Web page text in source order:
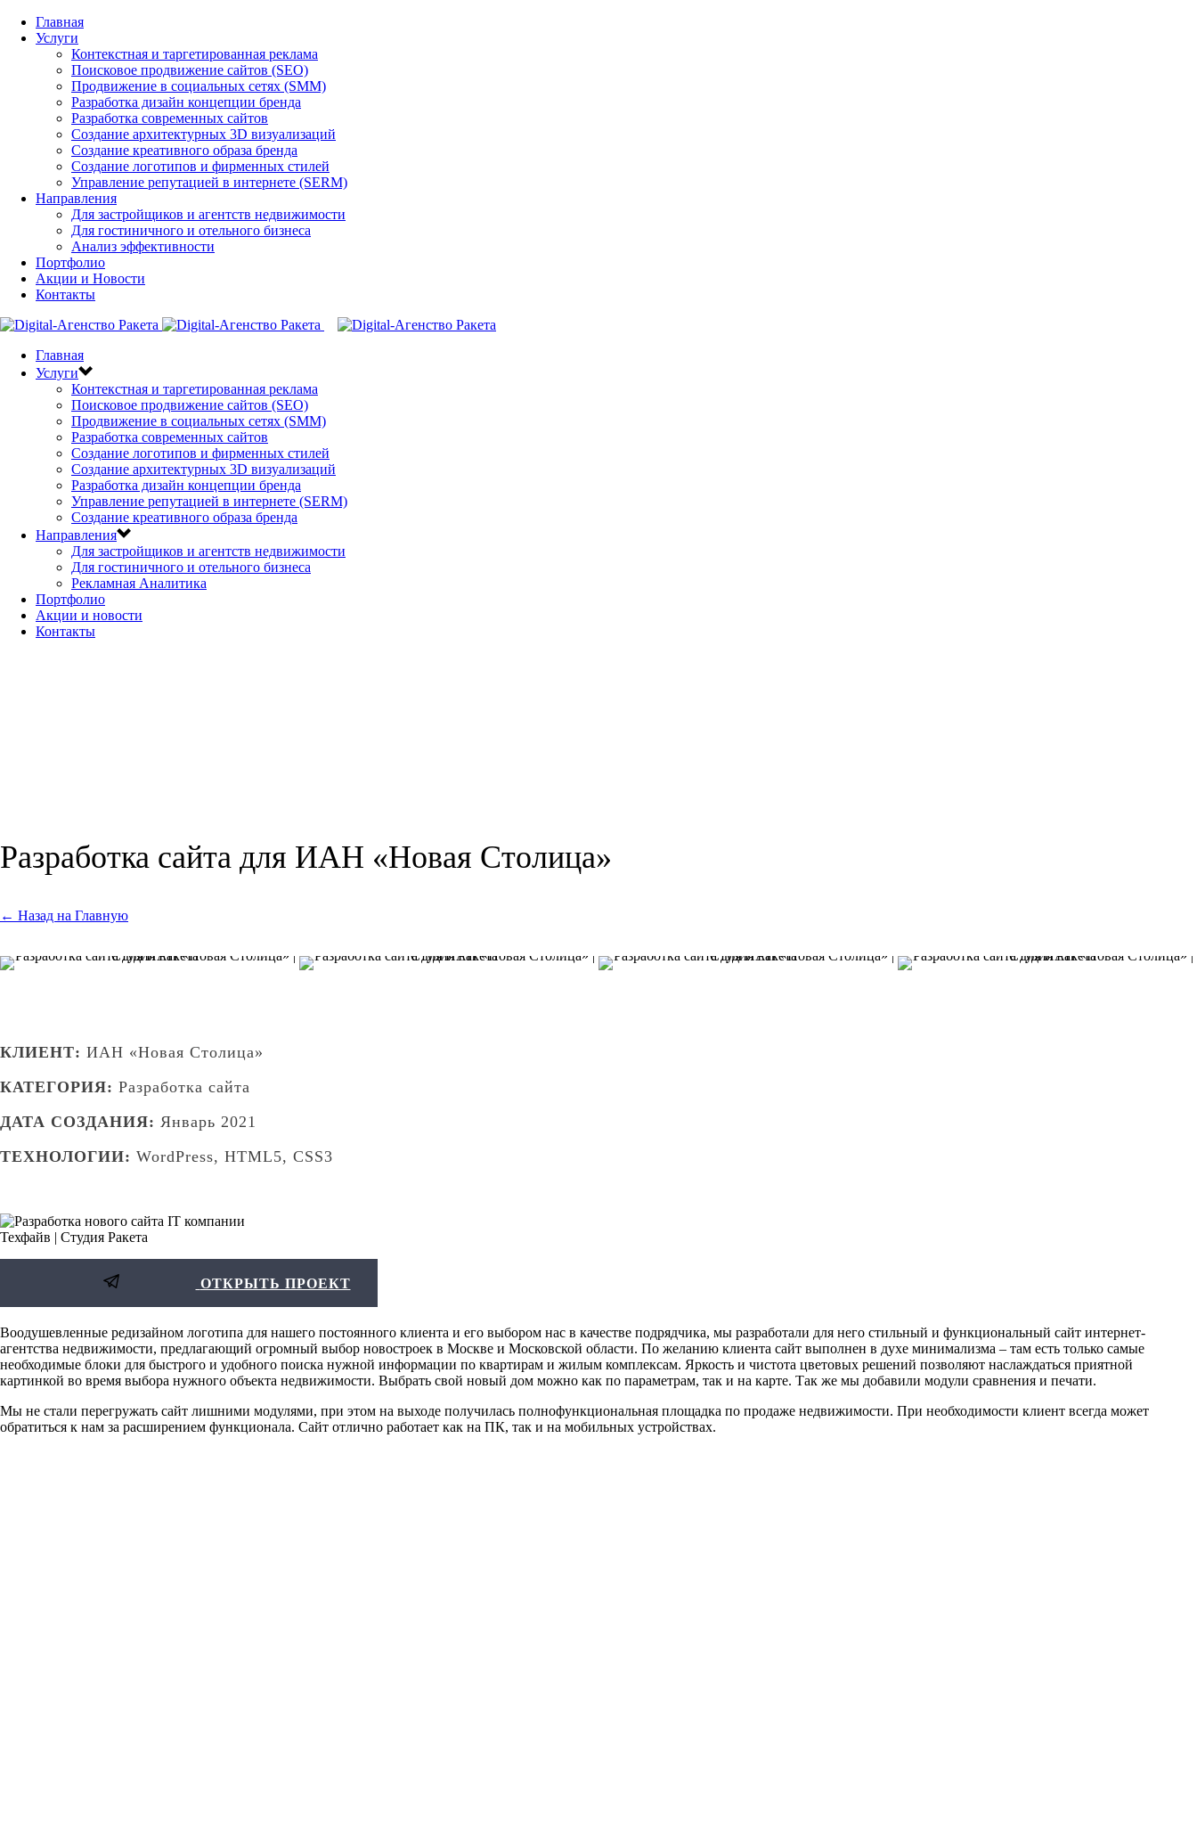
Главная
Услуги
Контекстная и таргетированная реклама
Поисковое продвижение сайтов (SEO)
Продвижение в социальных сетях (SMM)
Разработка дизайн концепции бренда
Разработка современных сайтов
Создание архитектурных 3D визуализаций
Создание креативного образа бренда
Создание логотипов и фирменных стилей
Управление репутацией в интернете (SERM)
Направления
Для застройщиков и агентств недвижимости
Для гостиничного и отельного бизнеса
Анализ эффективности
Портфолио
Акции и Новости
Контакты
Главная
Услуги
Контекстная и таргетированная реклама
Поисковое продвижение сайтов (SEO)
Продвижение в социальных сетях (SMM)
Разработка современных сайтов
Создание логотипов и фирменных стилей
Создание архитектурных 3D визуализаций
Разработка дизайн концепции бренда
Управление репутацией в интернете (SERM)
Создание креативного образа бренда
Направления
Для застройщиков и агентств недвижимости
Для гостиничного и отельного бизнеса
Рекламная Аналитика
Портфолио
Акции и новости
Контакты
Разработка сайта для ИАН «Новая Столица»
← Назад на Главную
КЛИЕНТ: ИАН «Новая Столица»
КАТЕГОРИЯ: Разработка сайта
ДАТА СОЗДАНИЯ: Январь 2021
ТЕХНОЛОГИИ: WordPress, HTML5, CSS3
ОТКРЫТЬ ПРОЕКТ
Воодушевленные редизайном логотипа для нашего постоянного клиента и его выбором нас в качестве подрядчика, мы разработали для него стильный и функциональный сайт интернет-
агентства недвижимости, предлагающий огромный выбор новостроек в Москве и Московской области. По желанию клиента сайт выполнен в духе минимализма – там есть только самые
необходимые блоки для быстрого и удобного поиска нужной информации по квартирам и жилым комплексам. Яркость и чистота цветовых решений позволяют наслаждаться приятной
картинкой во время выбора нужного объекта недвижимости. Выбрать свой новый дом можно как по параметрам, так и на карте. Так же мы добавили модули сравнения и печати.
Мы не стали перегружать сайт лишними модулями, при этом на выходе получилась полнофункциональная площадка по продаже недвижимости. При необходимости клиент всегда может
обратиться к нам за расширением функционала. Сайт отлично работает как на ПК, так и на мобильных устройствах.